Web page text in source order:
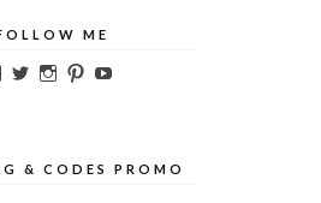
ME
Voir
sur
Voir
sur
Voir
sur
Voir
sur sur
& CODES PROMO